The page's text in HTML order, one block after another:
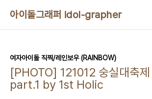
아이돌그래퍼 idol-grapher
여자아이돌 직찍/레인보우 (RAINBOW)
[PHOTO] 121012 숭실대축
part.1 by 1st Holic